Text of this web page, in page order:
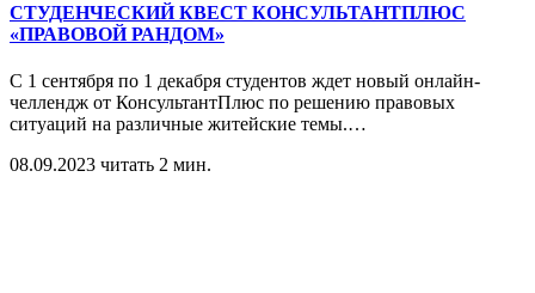
СТУДЕНЧЕСКИЙ КВЕСТ КОНСУЛЬТАНТПЛЮС
«ПРАВОВОЙ РАНДОМ»
С 1 сентября по 1 декабря студентов ждет новый онлайн-
челлендж от КонсультантПлюс по решению правовых
ситуаций на различные житейские темы.…
08.09.2023 читать 2 мин.